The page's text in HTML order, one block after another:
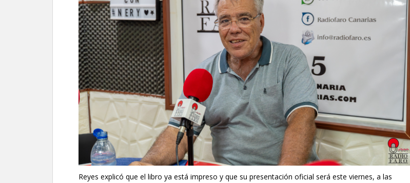
Reyes explicó que el libro ya está impreso y que su presentación oficial será este viernes, a las